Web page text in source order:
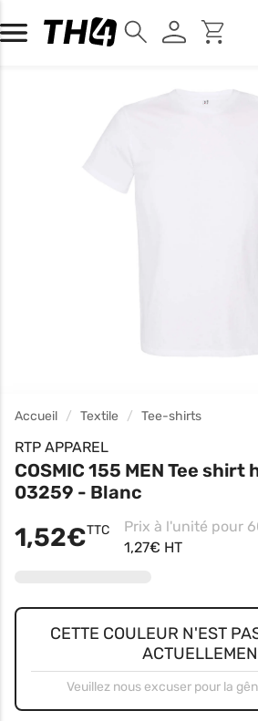
Accueil Textile Tee-shirts
RTP APPAREL
COSMIC 155 MEN Tee
03259 - Blanc
1,52€TTC
1,27€ HT
CETTE COULEUR N'EST
Veuillez nous excuser pour la